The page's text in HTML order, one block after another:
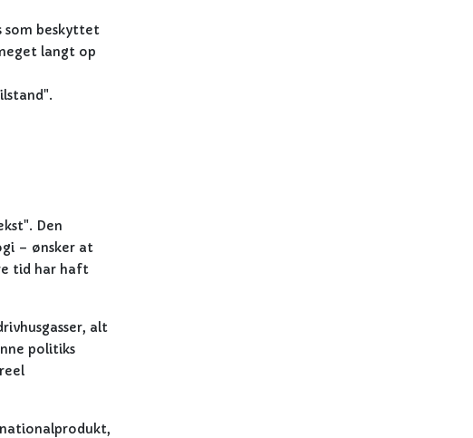
som beskyttet
langt op
Den
– ønsker at
tid har haft
alt
politiks